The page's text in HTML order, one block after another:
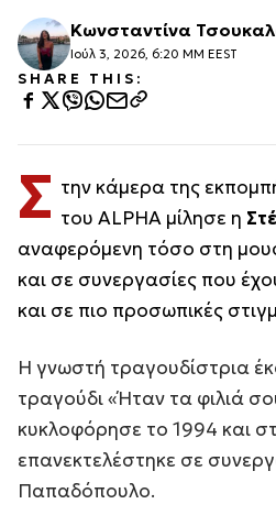
Κωνσταντίνα
Ιούλ 3, 2026, 6:20 ΜΜ EEST
SHARE THIS:
Σ την κάμερα της
του ALPHA μίλησε η
αναφερόμενη τόσο στη
και σε συνεργασίες που
και σε πιο προσωπικές
Η γνωστή τραγουδίστρια
τραγούδι «Ήταν τα φιλιά
κυκλοφόρησε το 1994 και
επανεκτελέστηκε σε
Παπαδόπουλο.